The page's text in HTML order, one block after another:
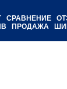
СРАВНЕНИЕ
ПРОДАЖА